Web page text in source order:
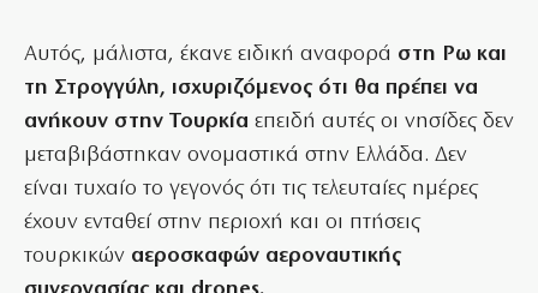
Αυτός, μάλιστα, έκανε ειδική αναφορά στη Ρω και
τη Στρογγύλη, ισχυριζόμενος ότι θα πρέπει να
ανήκουν στην Τουρκία επειδή αυτές οι νησίδες δεν
μεταβιβάστηκαν ονομαστικά στην Ελλάδα. Δεν
είναι τυχαίο το γεγονός ότι τις τελευταίες ημέρες
έχουν ενταθεί στην περιοχή και οι πτήσεις
τουρκικών αεροσκαφών αεροναυτικής